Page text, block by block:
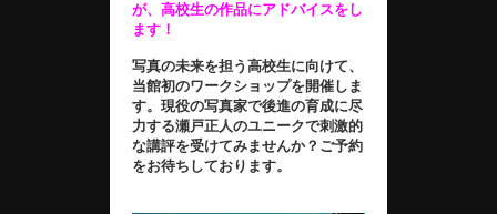
が、高校生の作品にアドバイスをし
ます！
写真の未来を担う高校生に向けて、
当館初のワークショップを開催しま
す。現役の写真家で後進の育成に尽
力する瀬戸正人のユニークで刺激的
な講評を受けてみませんか？ご予約
をお待ちしております。